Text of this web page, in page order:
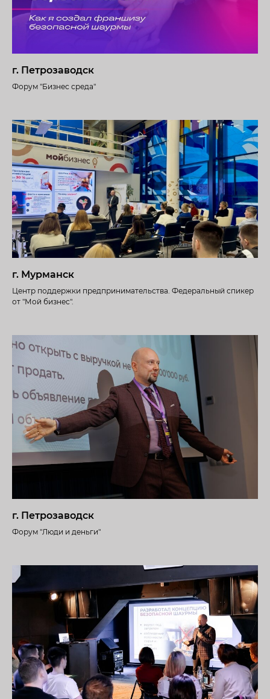
г. Петрозаводск
Форум "Бизнес среда"
г. Мурманск
Центр поддержки предпринимательства. Федеральный спикер
от "Мой бизнес".
г. Петрозаводск
Форум "Люди и деньги"